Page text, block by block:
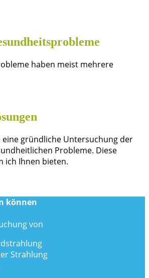
haben meist mehrere
eine gründliche Untersuchung der
Probleme. Diese
ich Ihnen bieten.
können
von
Strahlung